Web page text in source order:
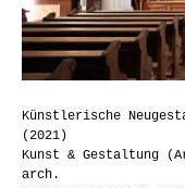
Künstlerische
(2021)
Kunst & Gestaltung
arch.